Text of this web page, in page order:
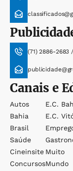
(71) 2886-2683
Canais e
Autos
Bahia
Brasil
Saúde
Cineinsite
Concursos
E.c.
E.c.
Muito
Mundo